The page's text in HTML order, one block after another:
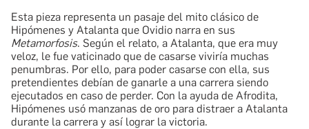
Esta pieza representa un pasaje del mito clásico de
Hipómenes y Atalanta que Ovidio narra en sus
Metamorfosis. Según el relato, a Atalanta, que era muy
veloz, le fue vaticinado que de casarse viviría muchas
penumbras. Por ello, para poder casarse con ella, sus
pretendientes debían de ganarle a una carrera siendo
ejecutados en caso de perder. Con la ayuda de Afrodita,
Hipómenes usó manzanas de oro para distraer a Atalanta
durante la carrera y así lograr la victoria.